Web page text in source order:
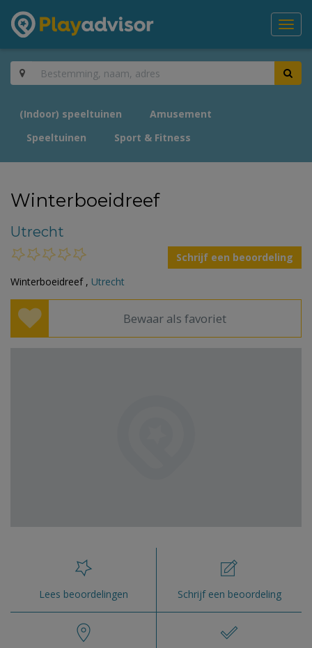
(Indoor) speeltuinen
Amusement
Speeltuinen
Sport & Fitness
Winterboeidreef
Utrecht
Schrijf een beoordeling
Winterboeidreef , Utrecht
Bewaar als favoriet
Lees beoordelingen Schrijf een beoordeling